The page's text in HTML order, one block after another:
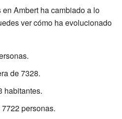
Ambert ha cambiado a lo
ver cómo ha evolucionado
de 7328.
habitantes.
personas.